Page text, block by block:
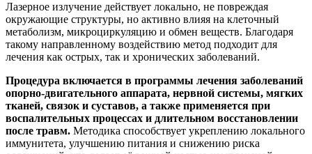
Лазерное излучение действует локально, не повреждая
окружающие структуры, но активно влияя на клеточный
метаболизм, микроциркуляцию и обмен веществ. Благодаря
такому направленному воздействию метод подходит для
лечения как острых, так и хронических заболеваний.
Процедура включается в программы лечения заболеваний
опорно-двигательного аппарата, нервной системы, мягких
тканей, связок и суставов, а также применяется при
воспалительных процессах и длительном восстановлении
после травм. Методика способствует укреплению локального
иммунитета, улучшению питания и снижению риска